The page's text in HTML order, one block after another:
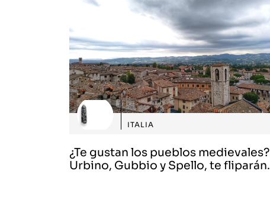
ITALIA
¿Te gustan los pueblos medievales?
Urbino, Gubbio y Spello, te fliparán.